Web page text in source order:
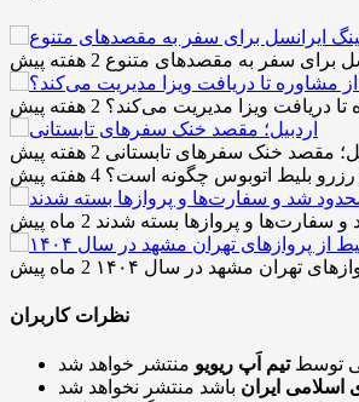
برای سفر به مقصدهای متنوع 2 هفته پیش
دریافت ویزا مدیریت می‌کند؟ 2 هفته پیش
مقصد خنک سفرهای تابستانی 2 هفته پیش
رزرو بلیط اتوبوس چگونه است؟ 4 هفته پیش
سفارت‌ها و پروازها بسته شدند 2 ماه پیش
تهران مشهد در سال ۱۴۰۴ 2 ماه پیش
نظرات کاربران
توسطتیم اَپ ریویو
اسلامی ایران